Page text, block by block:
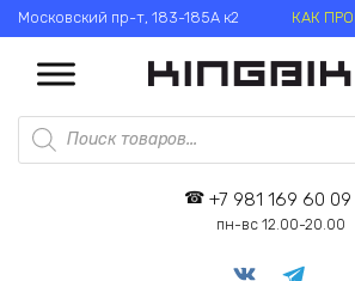
Перейти
к
содержанию
Московский пр-т, 183-185А к2 КАК
Поиск
товаров
+7 981 169 60 09
пн-вс 12.00-20.00